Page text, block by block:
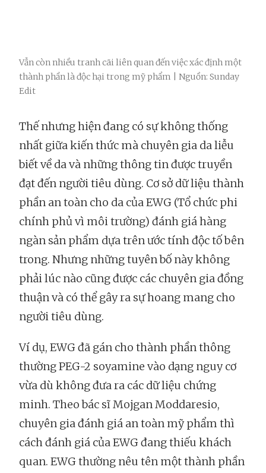
Vẫn còn nhiều tranh cãi liên quan đến việc xác định một
thành phần là độc hại trong mỹ phẩm | Nguồn: Sunday
Edit
Thế nhưng hiện đang có sự không thống
nhất giữa kiến thức mà chuyên gia da liễu
biết về da và những thông tin được truyền
đạt đến người tiêu dùng. Cơ sở dữ liệu thành
phần an toàn cho da của EWG (Tổ chức phi
chính phủ vì môi trường) đánh giá hàng
ngàn sản phẩm dựa trên ước tính độc tố bên
trong. Nhưng những tuyên bố này không
phải lúc nào cũng được các chuyên gia đồng
thuận và có thể gây ra sự hoang mang cho
người tiêu dùng.
Ví dụ, EWG đã gán cho thành phần thông
thường PEG-2 soyamine vào dạng nguy cơ
vừa dù không đưa ra các dữ liệu chứng
minh. Theo bác sĩ Mojgan Moddaresio,
chuyên gia đánh giá an toàn mỹ phẩm thì
cách đánh giá của EWG đang thiếu khách
quan. EWG thường nêu tên một thành phần